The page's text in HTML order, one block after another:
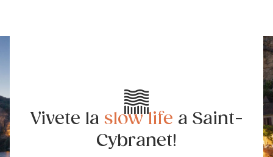
Vivete la slow life a Saint-
Cybranet!